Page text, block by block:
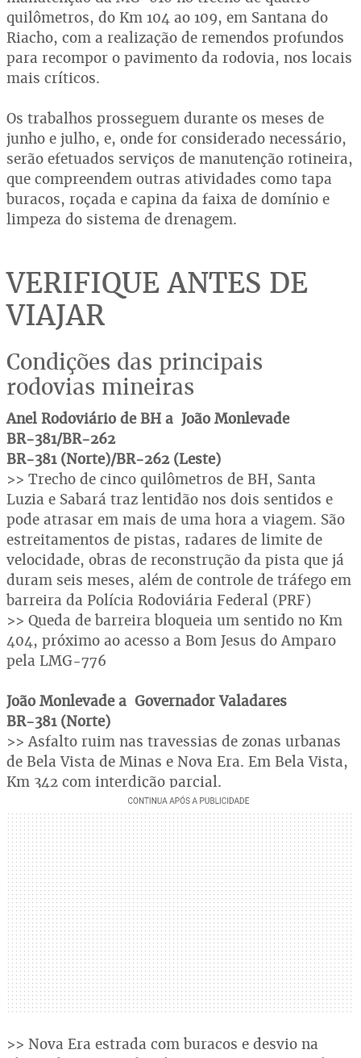
quilômetros, do Km 104 ao 109, em Santana do
Riacho, com a realização de remendos profundos
para recompor o pavimento da rodovia, nos locais
mais críticos.
Os trabalhos prosseguem durante os meses de
junho e julho, e, onde for considerado necessário,
serão efetuados serviços de manutenção rotineira,
que compreendem outras atividades como tapa
buracos, roçada e capina da faixa de domínio e
limpeza do sistema de drenagem.
VERIFIQUE ANTES DE
VIAJAR
Condições das principais
rodovias mineiras
Anel Rodoviário de BH a João Monlevade
BR-381/BR-262
BR-381 (Norte)/BR-262 (Leste)
>> Trecho de cinco quilômetros de BH, Santa
Luzia e Sabará traz lentidão nos dois sentidos e
pode atrasar em mais de uma hora a viagem. São
estreitamentos de pistas, radares de limite de
velocidade, obras de reconstrução da pista que já
duram seis meses, além de controle de tráfego em
barreira da Polícia Rodoviária Federal (PRF)
>> Queda de barreira bloqueia um sentido no Km
404, próximo ao acesso a Bom Jesus do Amparo
pela LMG-776
João Monlevade a Governador Valadares
BR-381 (Norte)
>> Asfalto ruim nas travessias de zonas urbanas
de Bela Vista de Minas e Nova Era. Em Bela Vista,
Km 342 com interdição parcial.
>> Nova Era estrada com buracos e desvio na